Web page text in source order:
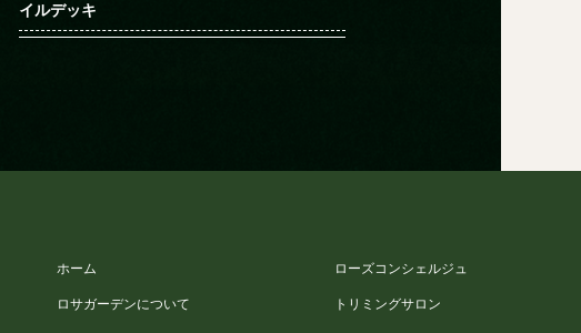
イルデッキ
ホーム
ロサガーデンについて
ローズコンシェルジュ
トリミングサロン